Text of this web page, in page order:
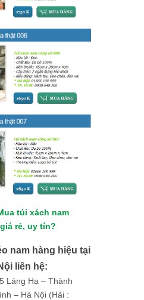
túi xách nam
rẻ, uy tín?
nam hàng hiệu tại
liên hệ:
Láng Hạ – Thành
– Hà Nội (Hải :